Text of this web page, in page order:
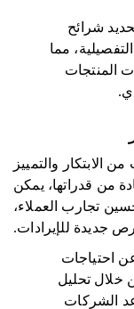
شرائح
مما
المنتجات
الابتكار والتمييز
من قدراتها، يمكن
تجارب العملاء،
جديدة للإيرادات.
احتياجات
خلال تحليل
الشركات